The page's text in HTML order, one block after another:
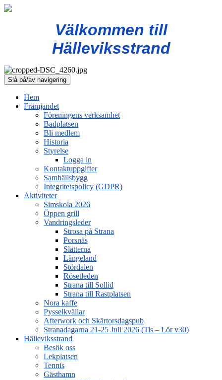
Välkommen till
Hälleviksstrand
Slå på/av navigering
Hem
Främjandet
Föreningens verksamhet
Badplatsen
Bli medlem
Historia
Styrelse
Logga in
Kontaktuppgifter
Samhällsbygg
Integritetspolicy (GDPR)
Aktiviteter
Simskola 2026
Öppen grill
Vandringsleder
Strosa på Strana
Porsnäs
Slätterna
Långeland
Stördalen
Rösetleden
Strana till Sollid
Strana till Rastplatsen
Nora kaffe
Pysselkvällar
Afterwork och Skärtorsdagspub
Stranadagarna 21-25 Juli 2026 (Tis – Lör v30)
Hälleviksstrand
Besök oss
Lekplatsen
Tennis
Gästhamn